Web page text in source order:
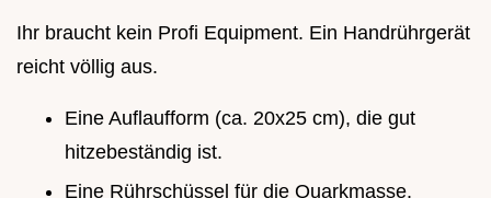
Ihr braucht kein Profi Equipment. Ein Handrührgerät
reicht völlig aus.
Eine Auflaufform (ca. 20x25 cm), die gut
hitzebeständig ist.
Eine Rührschüssel für die Quarkmasse.